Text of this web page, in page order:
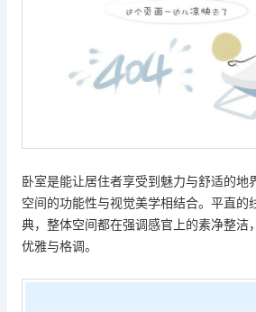
卧室是能让居住者享受到魅力与舒适的地
空间的功能性与视觉美学相结合。平直的
典，整体空间都在强调感官上的素净整洁
优雅与格调。